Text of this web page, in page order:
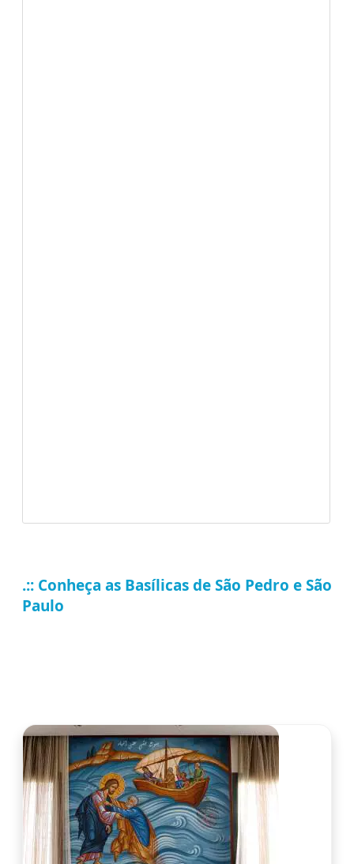
.:: Conheça as Basílicas de São Pedro e São
Paulo